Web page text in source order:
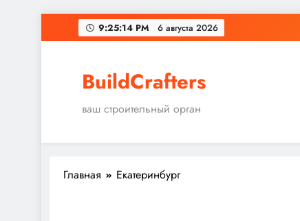
Перейти
к
9:25:14 PM 6 августа 2026
BuildCrafters
ваш строительный орган
Главная Екатеринбург